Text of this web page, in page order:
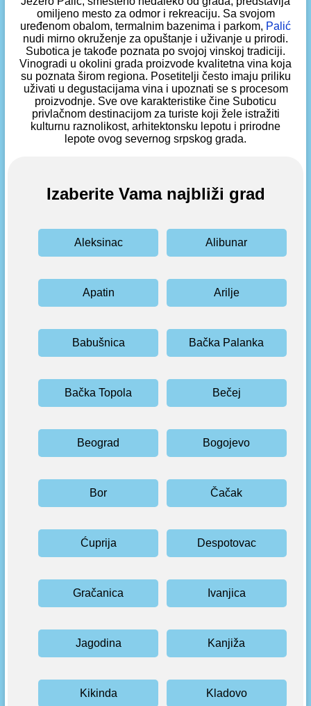
omiljeno mesto za odmor i rekreaciju. Sa svojom
uređenom obalom, termalnim bazenima i parkom, Palić
nudi mirno okruženje za opuštanje i uživanje u prirodi.
Subotica je takođe poznata po svojoj vinskoj tradiciji.
Vinogradi u okolini grada proizvode kvalitetna vina koja
su poznata širom regiona. Posetitelji često imaju priliku
uživati u degustacijama vina i upoznati se s procesom
proizvodnje. Sve ove karakteristike čine Suboticu
privlačnom destinacijom za turiste koji žele istražiti
kulturnu raznolikost, arhitektonsku lepotu i prirodne
lepote ovog severnog srpskog grada.
Izaberite Vama najbliži grad
Aleksinac Alibunar
Apatin Arilje
Babušnica Bačka Palanka
Bačka Topola Bečej
Beograd Bogojevo
Bor Čačak
Ćuprija Despotovac
Gračanica Ivanjica
Jagodina Kanjiža
Kikinda Kladovo